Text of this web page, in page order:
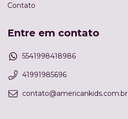
Contato
Entre em contato
5541998418986
41991985696
contato@americankids.com.br